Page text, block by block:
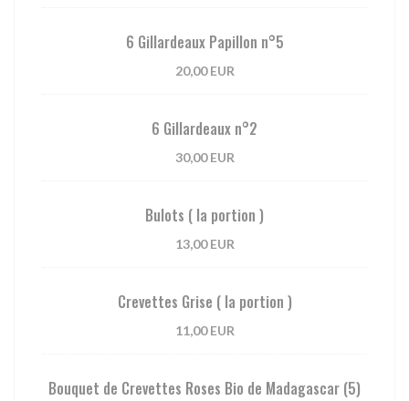
6 Gillardeaux Papillon n°5
20,00 EUR
6 Gillardeaux n°2
30,00 EUR
Bulots ( la portion )
13,00 EUR
Crevettes Grise ( la portion )
11,00 EUR
Bouquet de Crevettes Roses Bio de Madagascar (5)